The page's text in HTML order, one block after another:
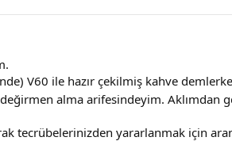
V60 ile hazır çekilmiş kahve
alma arifesindeyim. Aklımdan
tecrübelerinizden yararlanmak için